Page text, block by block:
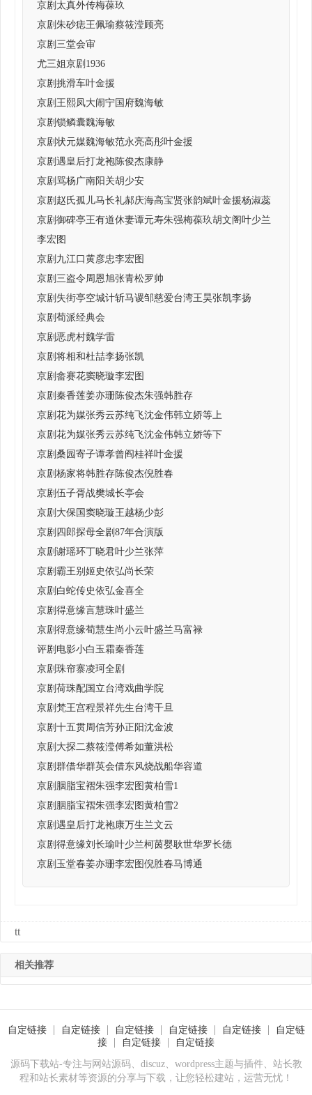
京剧太真外传梅葆玖
京剧朱砂痣王佩瑜蔡筱滢顾亮
京剧三堂会审
尤三姐京剧1936
京剧挑滑车叶金援
京剧王熙凤大闹宁国府魏海敏
京剧锁鳞囊魏海敏
京剧状元媒魏海敏范永亮高彤叶金援
京剧遇皇后打龙袍陈俊杰康静
京剧骂杨广南阳关胡少安
京剧赵氏孤儿马长礼郝庆海高宝贤张韵斌叶金援杨淑蕊
京剧御碑亭王有道休妻谭元寿朱强梅葆玖胡文阁叶少兰
李宏图
京剧九江口黄彦忠李宏图
京剧三盗令周恩旭张青松罗帅
京剧失街亭空城计斩马谡邹慈爱台湾王昊张凯李扬
京剧荀派经典会
京剧恶虎村魏学雷
京剧将相和杜喆李扬张凯
京剧畲赛花窦晓璇李宏图
京剧秦香莲姜亦珊陈俊杰朱强韩胜存
京剧花为媒张秀云苏纯飞沈金伟韩立娇等上
京剧花为媒张秀云苏纯飞沈金伟韩立娇等下
京剧桑园寄子谭孝曾阎桂祥叶金援
京剧杨家将韩胜存陈俊杰倪胜春
京剧伍子胥战樊城长亭会
京剧大保国窦晓璇王越杨少彭
京剧四郎探母全剧87年合演版
京剧谢瑶环丁晓君叶少兰张萍
京剧霸王别姬史依弘尚长荣
京剧白蛇传史依弘金喜全
京剧得意缘言慧珠叶盛兰
京剧得意缘荀慧生尚小云叶盛兰马富禄
评剧电影小白玉霜秦香莲
京剧珠帘寨凌珂全剧
京剧荷珠配国立台湾戏曲学院
京剧梵王宫程景祥先生台湾干旦
京剧十五贯周信芳孙正阳沈金波
京剧大探二蔡筱滢傅希如董洪松
京剧群借华群英会借东风烧战船华容道
京剧胭脂宝褶朱强李宏图黄柏雪1
京剧胭脂宝褶朱强李宏图黄柏雪2
京剧遇皇后打龙袍康万生兰文云
京剧得意缘刘长瑜叶少兰柯茵婴耿世华罗长德
京剧玉堂春姜亦珊李宏图倪胜春马博通
tt
相关推荐
自定链接 自定链接 自定链接 自定链接 自定链接
自定链
接
自定链接 自定链接
源码下载站-专注与网站源码、discuz、wordpress主题与插件、站长教
程和站长素材等资源的分享与下载，让您轻松建站，运营无忧！